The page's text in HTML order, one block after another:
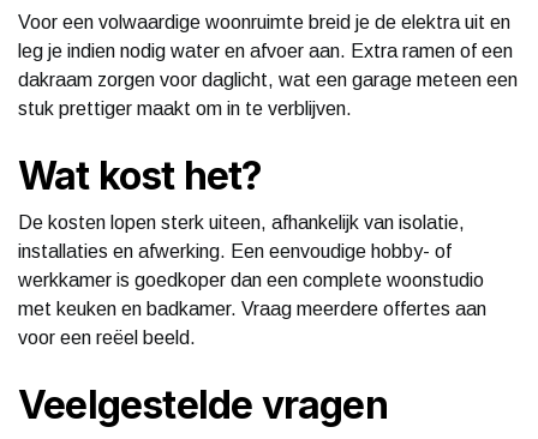
Voor een volwaardige woonruimte breid je de elektra uit en
leg je indien nodig water en afvoer aan. Extra ramen of een
dakraam zorgen voor daglicht, wat een garage meteen een
stuk prettiger maakt om in te verblijven.
Wat kost het?
De kosten lopen sterk uiteen, afhankelijk van isolatie,
installaties en afwerking. Een eenvoudige hobby- of
werkkamer is goedkoper dan een complete woonstudio
met keuken en badkamer. Vraag meerdere offertes aan
voor een reëel beeld.
Veelgestelde vragen